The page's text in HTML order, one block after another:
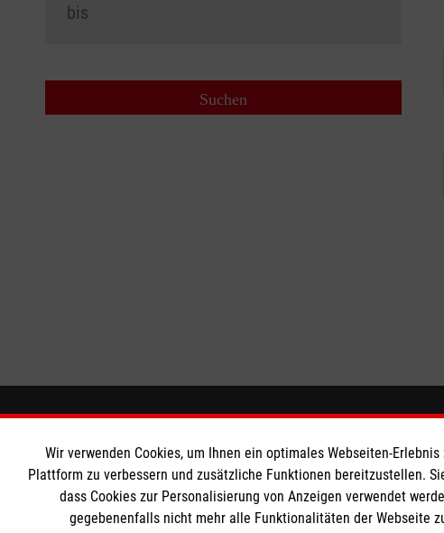
Spenden und Helfen
Angebote und Leistungen
Downloads
Impressum
Wir verwenden Cookies, um Ihnen ein optimales Webseiten-
Plattform zu verbessern und zusätzliche Funktionen bereitzustellen.
dass Cookies zur Personalisierung von Anzeigen verwendet
gegebenenfalls nicht mehr alle Funktionalitäten der Webseite